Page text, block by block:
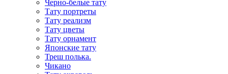
Черно-белые тату
Тату портреты
Тату реализм
Тату цветы
Тату орнамент
Японские тату
Треш полька.
Чикано